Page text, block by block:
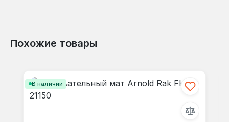
Похожие товары
В наличии